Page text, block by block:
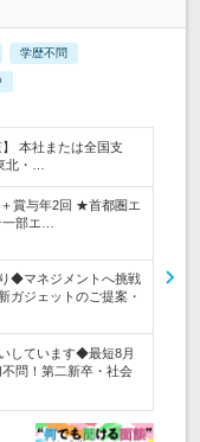
学歴不問
本社または全国支
北・…
賞与年2回 ★首都圏エ
部エ…
◆マネジメントへ挑戦
ガジェットのご提案・
しています◆最短8月
問！第二新卒・社会